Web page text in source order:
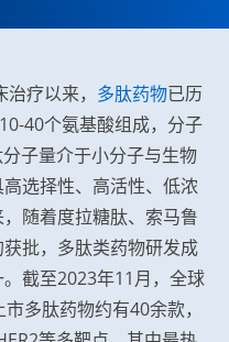
疗以来， 多肽药物已历
40个氨基酸组成，分子
子量介于小分子与生物
选择性、高活性、低浓
随着度拉糖肽、索马鲁
批，多肽类药物研发成
截至2023年11月，全球
多肽药物约有40余款，